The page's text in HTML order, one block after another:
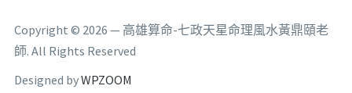
Copyright © 2026 — 高雄算命-七政天星命理風水黃鼎頤老
師. All Rights Reserved
Designed byWPZOOM